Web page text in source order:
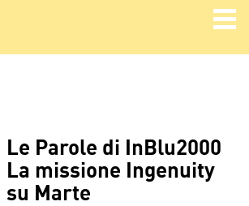
Le Parole di InBlu2000
La missione Ingenuity
su Marte